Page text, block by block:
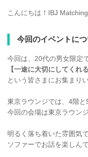
こんにちは！IBJ
今回のイベントに
今回は、20代の男女限定
【一途に大切にしてくれ
という皆さまにお集まり
東京ラウンジでは、4階と
今回の会場は東京ラウン
明るく落ち着いた雰囲気
ソファーでお話を楽しん